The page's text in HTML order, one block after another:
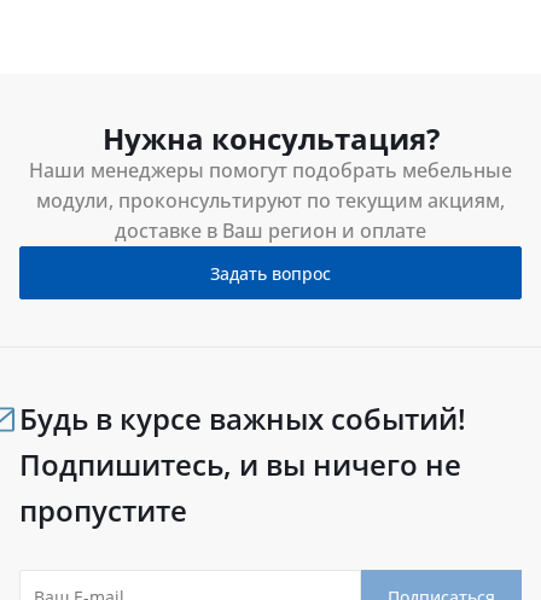
Нужна консультация?
Наши менеджеры помогут подобрать мебельные
модули, проконсультируют по текущим акциям,
доставке в Ваш регион и оплате
Задать вопрос
Будь в курсе важных событий!
Подпишитесь, и вы ничего не
пропустите